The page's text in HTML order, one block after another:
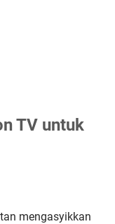
TV untuk
mengasyikkan